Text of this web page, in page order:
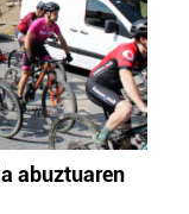
abuztuaren